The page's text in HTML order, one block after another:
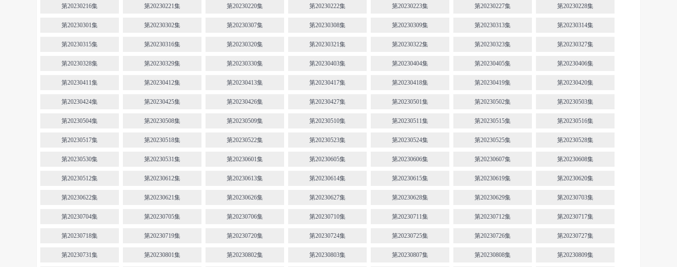
第20230216集 第20230221集 第20230220集 第20230222集 第20230223集 第20230227集 第20230228集
第20230301集 第20230302集 第20230307集 第20230308集 第20230309集 第20230313集 第20230314集
第20230315集 第20230316集 第20230320集 第20230321集 第20230322集 第20230323集 第20230327集
第20230328集 第20230329集 第20230330集 第20230403集 第20230404集 第20230405集 第20230406集
第20230411集 第20230412集 第20230413集 第20230417集 第20230418集 第20230419集 第20230420集
第20230424集 第20230425集 第20230426集 第20230427集 第20230501集 第20230502集 第20230503集
第20230504集 第20230508集 第20230509集 第20230510集 第20230511集 第20230515集 第20230516集
第20230517集 第20230518集 第20230522集 第20230523集 第20230524集 第20230525集 第20230528集
第20230530集 第20230531集 第20230601集 第20230605集 第20230606集 第20230607集 第20230608集
第20230512集 第20230612集 第20230613集 第20230614集 第20230615集 第20230619集 第20230620集
第20230622集 第20230621集 第20230626集 第20230627集 第20230628集 第20230629集 第20230703集
第20230704集 第20230705集 第20230706集 第20230710集 第20230711集 第20230712集 第20230717集
第20230718集 第20230719集 第20230720集 第20230724集 第20230725集 第20230726集 第20230727集
第20230731集 第20230801集 第20230802集 第20230803集 第20230807集 第20230808集 第20230809集